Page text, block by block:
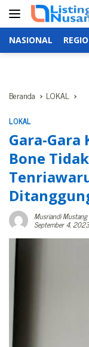
konten
NASIONAL
Beranda LOKAL
LOKAL
Gara-Gara
Bone
Musriandi Mustang
September 4, 2023